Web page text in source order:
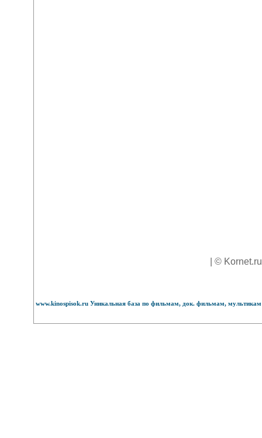
| ©
www.kinospisok.ru Уникальная база по фильмам, док. фильмам,